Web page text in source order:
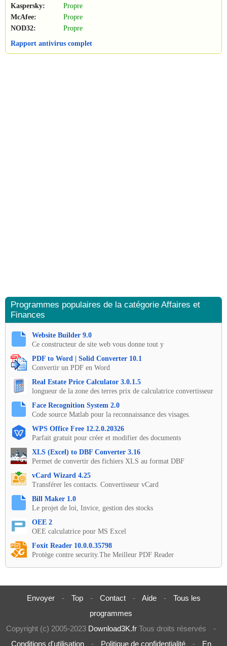
Kaspersky:
Propre
McAfee:
Propre
NOD32:
Propre
Rapport antivirus complet
Programmes populaires de la catégorie Affaires et
Finances
Website Builder 9.0
Ce constructeur de site web vous donne tout y
PDF to Word | Solid Converter 10.1
Convertir un PDF en Word
Real Estate Price Calculator 3.0.1.5
longueur de la zone des terres prix de calculatrice convertisseur
Face Recognition System 2.0
Code source Matlab pour la reconnaissance des visages.
WPS Office Free 12.2.0.20326
Parfait gratuit pour créer et modifier des documents
XLS (Excel) to DBF Converter 3.16
Permet de convertir des fichiers XLS au format DBF
vCard Wizard 4.25
Transférer les contacts. Convertisseur vCard
Bill Maker 1.0
Le projet de loi, Invice, gestion des stocks
OEE 2
OEE calculatrice pour MS Excel
Foxit Reader 10.0.0.35798
Protège contre security.The Meilleur PDF Reader
Envoyer - Top - Contact - Aide -
Tous les
programmes
Copyright (c) 2005-2023 Download3K.fr Tous droits réservés
-
Conditions d'utilisation
- Politique de confidentialité - En